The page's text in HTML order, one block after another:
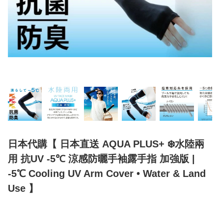
日本代購【 日本直送 AQUA PLUS+ ❄️水陸兩
用 抗UV -5℃ 涼感防曬手袖露手指 加強版 |
-5℃ Cooling UV Arm Cover • Water & Land
Use 】